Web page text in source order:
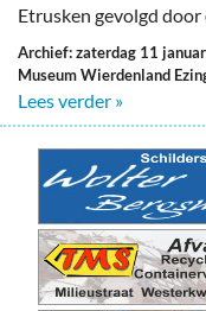
Etrusken gevolgd
Archief: zaterdag 11
Museum Wierdenland
Lees verder »